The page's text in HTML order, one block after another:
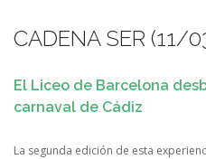
CADENA SER (11/
El Liceo de Barcelona
carnaval de Cádiz
La segunda edición de esta